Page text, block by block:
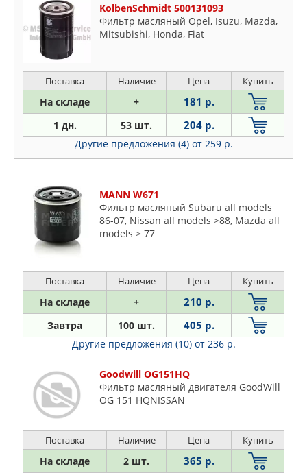
KolbenSchmidt 500131093
Фильтр масляный Opel, Isuzu, Mazda,
Mitsubishi, Honda, Fiat
Поставка Наличие Цена Купить
На складе + 181 р.
1 дн. 53 шт. 204 р.
Другие предложения (4) от 259 р.
MANN W671
Фильтр масляный Subaru all models
86-07, Nissan all models >88, Mazda all
models > 77
Поставка Наличие Цена Купить
На складе + 210 р.
Завтра 100 шт. 405 р.
Другие предложения (10) от 236 р.
Goodwill OG151HQ
Фильтр масляный двигателя GoodWill
OG 151 HQNISSAN
Поставка Наличие Цена Купить
На складе 2 шт. 365 р.